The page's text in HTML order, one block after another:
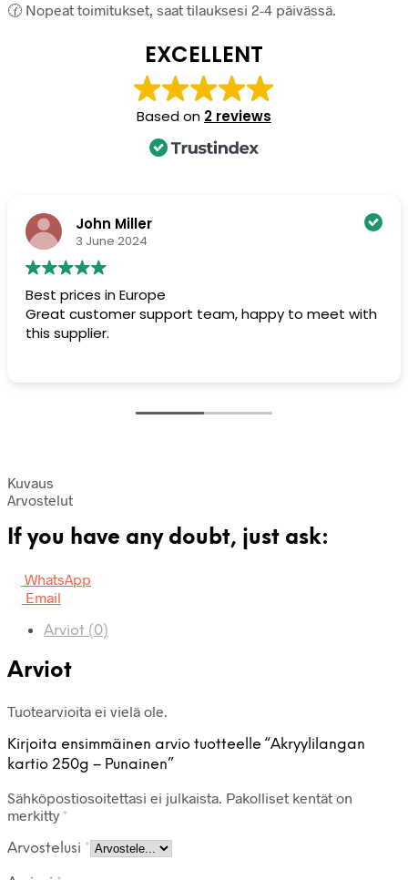
🕜 Nopeat toimitukset, saat tilauksesi 2-4 päivässä.
EXCELLENT
Based on 2 reviews
John Miller
3 June 2024
Best prices in Europe
Great customer support team, happy to meet with
this supplier.
Kuvaus
Arvostelut
If you have any doubt, just ask:
WhatsApp
Email
Arviot (0)
Arviot
Tuotearvioita ei vielä ole.
Kirjoita ensimmäinen arvio tuotteelle “Akryylilangan
kartio 250g – Punainen”
Sähköpostiosoitettasi ei julkaista. Pakolliset kentät on
merkitty *
Arvostelusi *